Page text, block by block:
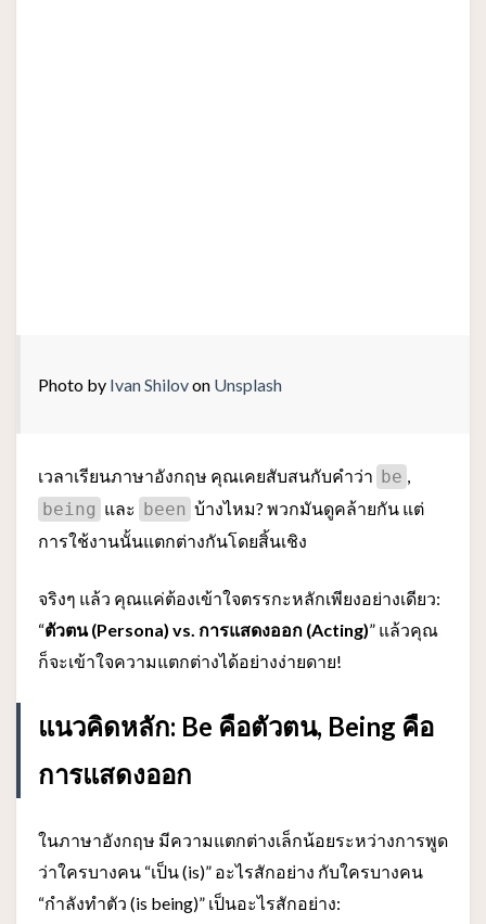
Photo by Ivan Shilovon Unsplash
เวลาเรียนภาษาอังกฤษ คุณเคยสับสนกับคำว่า be ,
being และ been บ้างไหม? พวกมันดูคล้ายกัน แต่
การใช้งานนั้นแตกต่างกันโดยสิ้นเชิง
จริงๆ แล้ว คุณแค่ต้องเข้าใจตรรกะหลักเพียงอย่างเดียว:
“ตัวตน (Persona) vs. การแสดงออก (Acting)” แล้วคุณ
ก็จะเข้าใจความแตกต่างได้อย่างง่ายดาย!
แนวคิดหลัก: Be คือตัวตน, Being คือ
การแสดงออก
ในภาษาอังกฤษ มีความแตกต่างเล็กน้อยระหว่างการพูด
ว่าใครบางคน “เป็น (is)” อะไรสักอย่าง กับใครบางคน
“กำลังทำตัว (is being)” เป็นอะไรสักอย่าง: